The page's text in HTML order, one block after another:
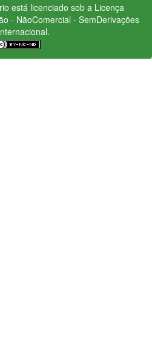
está licenciado sob a Licença
- NãoComercial - SemDerivações